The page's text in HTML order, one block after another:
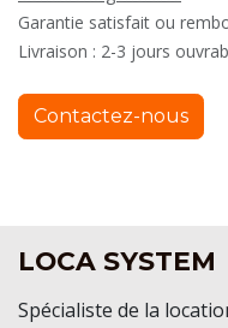
Garantie satisfait ou
Livraison : 2-3 jours
Contactez-nous
LOCA SYSTEM
Spécialiste de la